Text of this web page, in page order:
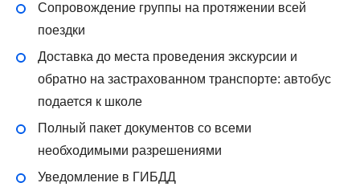
Сопровождение группы на протяжении всей
поездки
Доставка до места проведения экскурсии и
обратно на застрахованном транспорте: автобус
подается к школе
Полный пакет документов со всеми
необходимыми разрешениями
Уведомление в ГИБДД